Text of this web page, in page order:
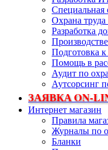
Специальная
Охрана
Разработка
Подготовка к
Помощь в
Аудит по
Аутсорсинг
ЗАЯВКА ON-
Интернет магазин
Правила
Журналы по
Бланки